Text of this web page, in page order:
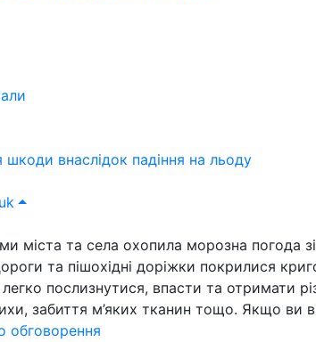
шкоди внаслідок падіння на льоду
міста та села охопила морозна погода
та пішохідні доріжки покрилися
послизнутися, впасти та отримати
забиття м’яких тканин тощо. Якщо ви
обговорення